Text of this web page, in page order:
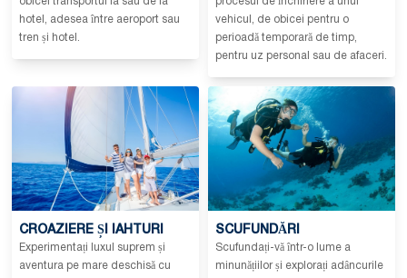
hotel, adesea între aeroport sau
tren și hotel.
vehicul, de obicei pentru o
perioadă temporară de timp,
pentru uz personal sau de afaceri.
CROAZIERE ȘI IAHTURI
Experimentați luxul suprem și
aventura pe mare deschisă cu
SCUFUNDĂRI
Scufundați-vă într-o lume a
minunățiilor și explorați adâncurile